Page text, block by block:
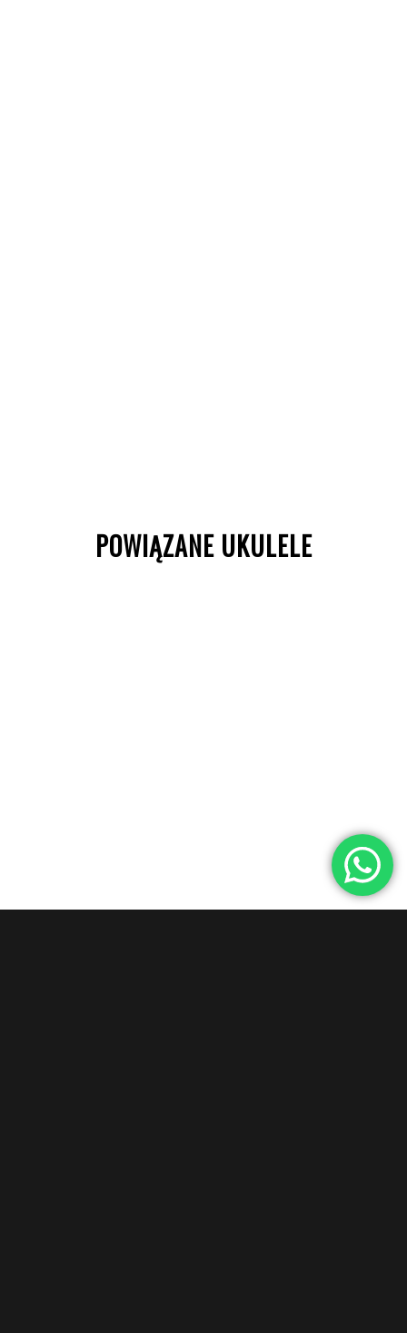
POWIĄZANE UKULELE